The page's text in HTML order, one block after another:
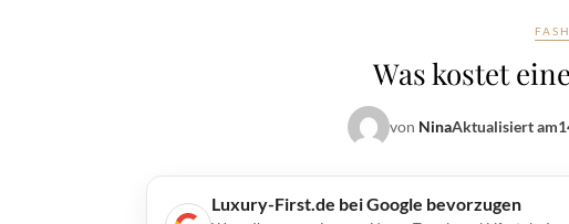
Was kostet
von NinaAktualisiert am
Luxury-First.de bei Google bevorzugen